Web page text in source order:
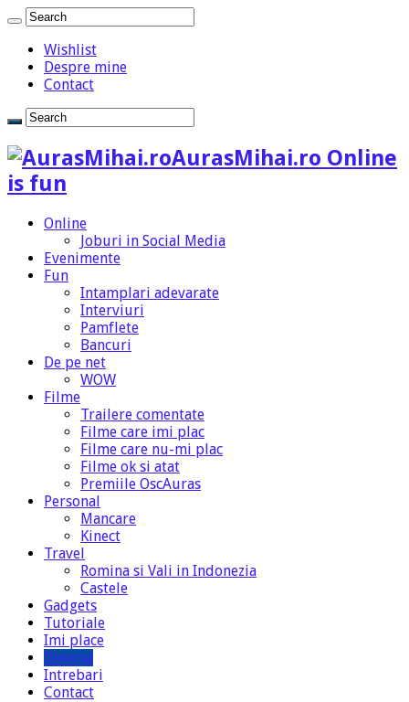
Wishlist
Despre mine
Contact
AurasMihai.ro Online
is fun
Online
Joburi in Social Media
Evenimente
Fun
Intamplari adevarate
Interviuri
Pamflete
Bancuri
De pe net
WOW
Filme
Trailere comentate
Filme care imi plac
Filme care nu-mi plac
Filme ok si atat
Premiile OscAuras
Personal
Mancare
Kinect
Travel
Romina si Vali in Indonezia
Castele
Gadgets
Tutoriale
Imi place
Diverse
Intrebari
Contact